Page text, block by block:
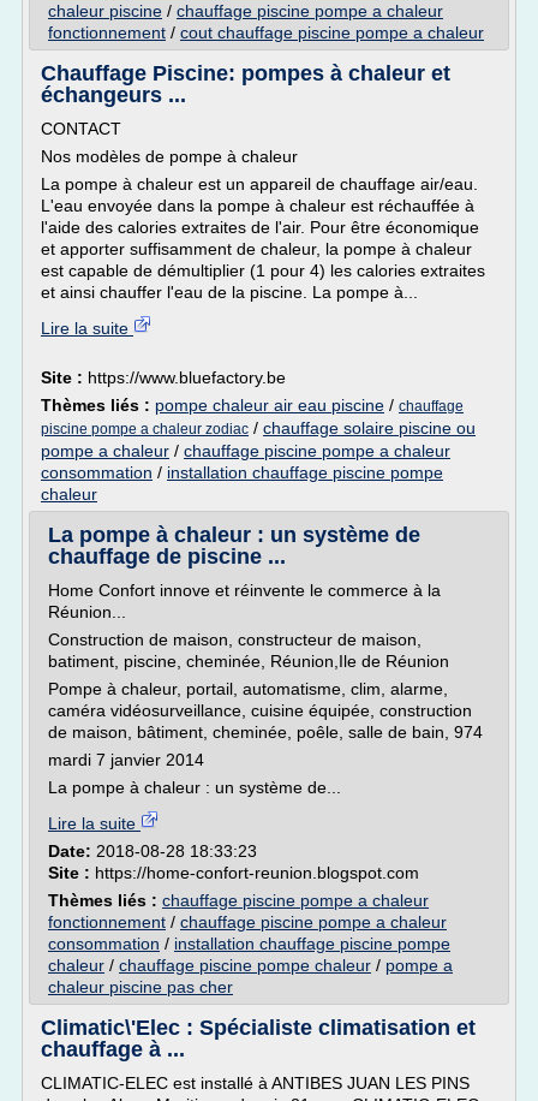
chaleur piscine / chauffage piscine pompe a chaleur
fonctionnement / cout chauffage piscine pompe a chaleur
Chauffage Piscine: pompes à chaleur et
échangeurs ...
CONTACT
Nos modèles de pompe à chaleur
La pompe à chaleur est un appareil de chauffage air/eau.
L'eau envoyée dans la pompe à chaleur est réchauffée à
l'aide des calories extraites de l'air. Pour être économique
et apporter suffisamment de chaleur, la pompe à chaleur
est capable de démultiplier (1 pour 4) les calories extraites
et ainsi chauffer l'eau de la piscine. La pompe à...
Lire la suite
Site : https://www.bluefactory.be
Thèmes liés : pompe chaleur air eau piscine / chauffage
piscine pompe a chaleur zodiac / chauffage solaire piscine ou
pompe a chaleur / chauffage piscine pompe a chaleur
consommation / installation chauffage piscine pompe
chaleur
La pompe à chaleur : un système de
chauffage de piscine ...
Home Confort innove et réinvente le commerce à la
Réunion...
Construction de maison, constructeur de maison,
batiment, piscine, cheminée, Réunion,Ile de Réunion
Pompe à chaleur, portail, automatisme, clim, alarme,
caméra vidéosurveillance, cuisine équipée, construction
de maison, bâtiment, cheminée, poêle, salle de bain, 974
mardi 7 janvier 2014
La pompe à chaleur : un système de...
Lire la suite
Date: 2018-08-28 18:33:23
Site : https://home-confort-reunion.blogspot.com
Thèmes liés : chauffage piscine pompe a chaleur
fonctionnement / chauffage piscine pompe a chaleur
consommation / installation chauffage piscine pompe
chaleur / chauffage piscine pompe chaleur / pompe a
chaleur piscine pas cher
Climatic\'Elec : Spécialiste climatisation et
chauffage à ...
CLIMATIC-ELEC est installé à ANTIBES JUAN LES PINS